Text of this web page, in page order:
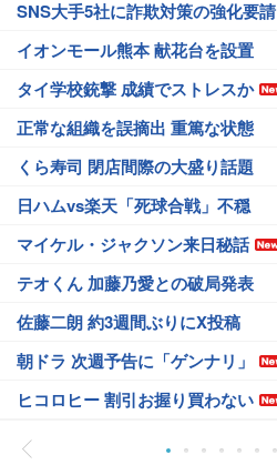
SNS大手5社に詐欺対策の強化要請
イオンモール熊本 献花台を設置
タイ学校銃撃 成績でストレスか
正常な組織を誤摘出 重篤な状態
くら寿司 閉店間際の大盛り話題
日ハムvs楽天「死球合戦」不穏
マイケル・ジャクソン来日秘話
テオくん 加藤乃愛との破局発表
佐藤二朗 約3週間ぶりにX投稿
朝ドラ 次週予告に「ゲンナリ」
ヒコロヒー 割引お握り買わない